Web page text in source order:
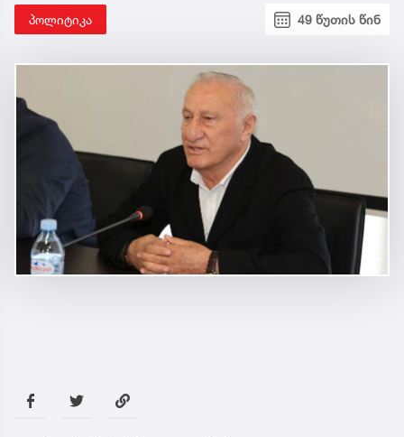
პოლიტიკა 49 წუთის წინ